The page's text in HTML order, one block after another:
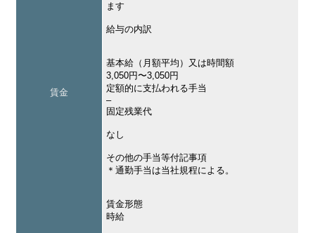
賃金
ます
給与の内訳
基本給（月額平均）又は時間額
3,050円〜3,050円
定額的に支払われる手当
–
固定残業代
なし
その他の手当等付記事項
＊通勤手当は当社規程による。
賃金形態
時給